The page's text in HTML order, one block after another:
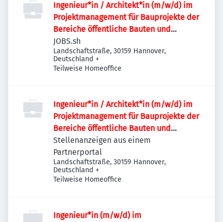
Ingenieur*in / Architekt*in (m/w/d) im
Projektmanagement für Bauprojekte der
Bereiche öffentliche Bauten und
Industriebauten / Infrastruktur
JOBS.sh
Landschaftstraße, 30159 Hannover,
Deutschland +
Teilweise Homeoffice
Ingenieur*in / Architekt*in (m/w/d) im
Projektmanagement für Bauprojekte der
Bereiche öffentliche Bauten und
Industriebauten / Infrastruktur
Stellenanzeigen aus einem
Partnerportal
Landschaftstraße, 30159 Hannover,
Deutschland +
Teilweise Homeoffice
Ingenieur*in (m/w/d) im